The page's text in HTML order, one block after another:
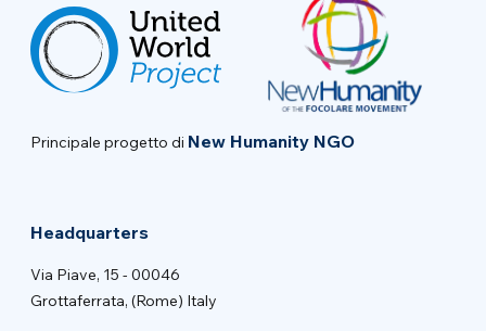
Principale progetto di New Humanity NGO
Headquarters
Via Piave, 15 - 00046
Grottaferrata, (Rome) Italy